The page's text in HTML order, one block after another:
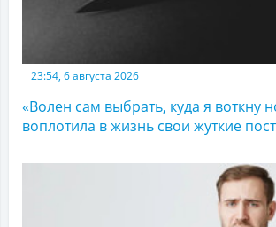
23:54, 6 августа 2026
«Волен сам выбрать, куда я воткну
воплотила в жизнь свои жуткие